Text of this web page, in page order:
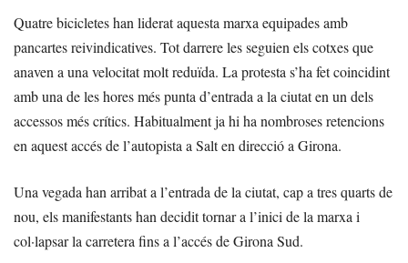
Quatre bicicletes han liderat aquesta marxa equipades amb
pancartes reivindicatives. Tot darrere les seguien els cotxes que
anaven a una velocitat molt reduïda. La protesta s’ha fet coincidint
amb una de les hores més punta d’entrada a la ciutat en un dels
accessos més crítics. Habitualment ja hi ha nombroses retencions
en aquest accés de l’autopista a Salt en direcció a Girona.
Una vegada han arribat a l’entrada de la ciutat, cap a tres quarts de
nou, els manifestants han decidit tornar a l’inici de la marxa i
col·lapsar la carretera fins a l’accés de Girona Sud.